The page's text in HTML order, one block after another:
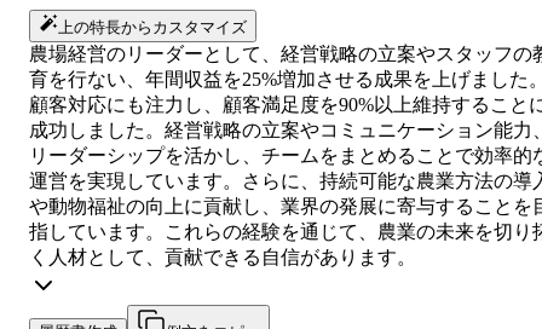
上の特長からカスタマイズ
農場経営のリーダーとして、経営戦略の立案やスタッフの
育を行ない、年間収益を25%増加させる成果を上げました
顧客対応にも注力し、顧客満足度を90%以上維持すること
成功しました。経営戦略の立案やコミュニケーション能力
リーダーシップを活かし、チームをまとめることで効率的
運営を実現しています。さらに、持続可能な農業方法の導
や動物福祉の向上に貢献し、業界の発展に寄与することを
指しています。これらの経験を通じて、農業の未来を切り
く人材として、貢献できる自信があります。